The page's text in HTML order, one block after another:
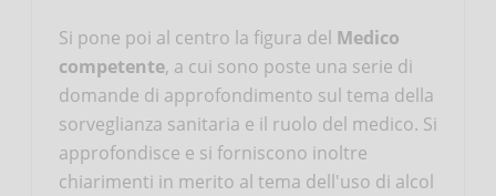
Si pone poi al centro la figura del Medico
competente, a cui sono poste una serie di
domande di approfondimento sul tema della
sorveglianza sanitaria e il ruolo del medico. Si
approfondisce e si forniscono inoltre
chiarimenti in merito al tema dell'uso di alcol